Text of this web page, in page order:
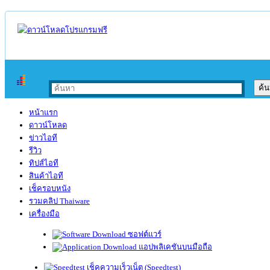
หน้าแรก
ดาวน์โหลด
ข่าวไอที
รีวิว
ทิปส์ไอที
สินค้าไอที
เช็ครอบหนัง
รวมคลิป Thaiware
เครื่องมือ
ซอฟต์แวร์
แอปพลิเคชันบนมือถือ
เช็คความเร็วเน็ต (Speedtest)